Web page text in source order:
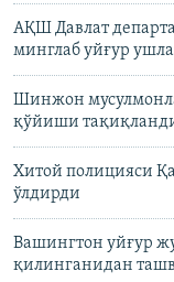
АҚШ Давлат
минглаб уйғур
Шинжон
қўйиши
Хитой полицияси
ўлдирди
Вашингтон уйғур
қилинганидан